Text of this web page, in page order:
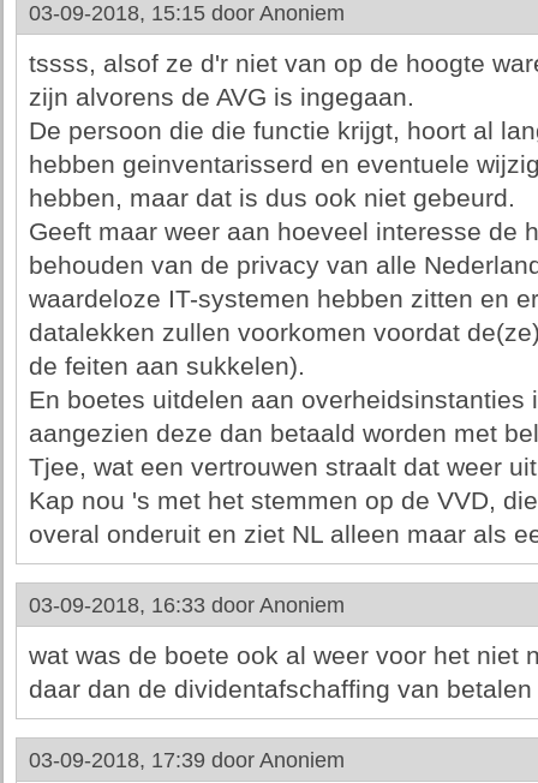
03-09-2018, 15:15 door Anoniem
tssss, alsof ze d'r niet van op de hoogte
zijn alvorens de AVG is ingegaan.
De persoon die die functie krijgt, hoort al
hebben geinventarisserd en eventuele
hebben, maar dat is dus ook niet gebeurd.
Geeft maar weer aan hoeveel interesse de
behouden van de privacy van alle
waardeloze IT-systemen hebben zitten en
datalekken zullen voorkomen voordat
de feiten aan sukkelen).
En boetes uitdelen aan overheidsinstanties
aangezien deze dan betaald worden met
Tjee, wat een vertrouwen straalt dat weer
Kap nou 's met het stemmen op de VVD,
overal onderuit en ziet NL alleen maar als
03-09-2018, 16:33 door Anoniem
wat was de boete ook al weer voor het niet
daar dan de dividentafschaffing van
03-09-2018, 17:39 door Anoniem